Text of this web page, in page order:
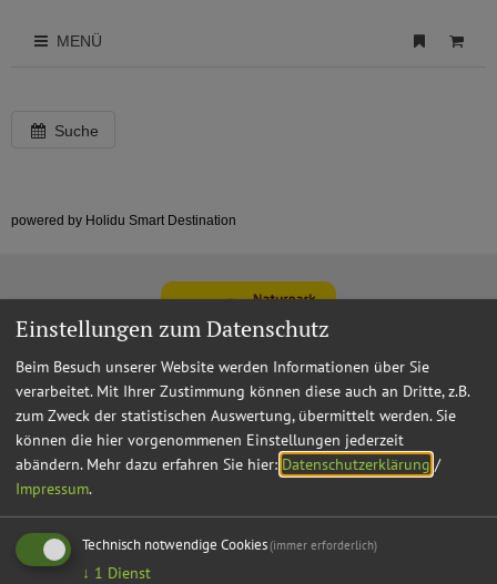
MENÜ
Suche
powered by Holidu Smart Destination
Einstellungen zum Datenschutz
Beim Besuch unserer Website werden Informationen über Sie
verarbeitet. Mit Ihrer Zustimmung können diese auch an Dritte, z.B.
zum Zweck der statistischen Auswertung, übermittelt werden. Sie
können die hier vorgenommenen Einstellungen jederzeit
abändern. Mehr dazu erfahren Sie hier: Datenschutzerklärung /
Impressum.
Technisch notwendige Cookies(immer erforderlich)
↓ 1 Dienst